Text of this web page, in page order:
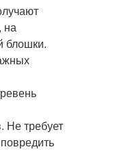
на
блошки.
Не требует